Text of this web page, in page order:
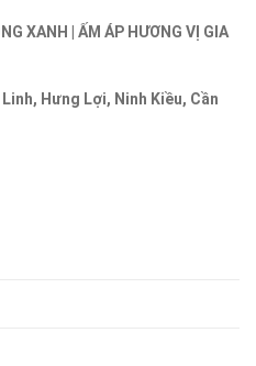
XANH | ẤM ÁP HƯƠNG VỊ GIA
Hưng Lợi, Ninh Kiều, Cần